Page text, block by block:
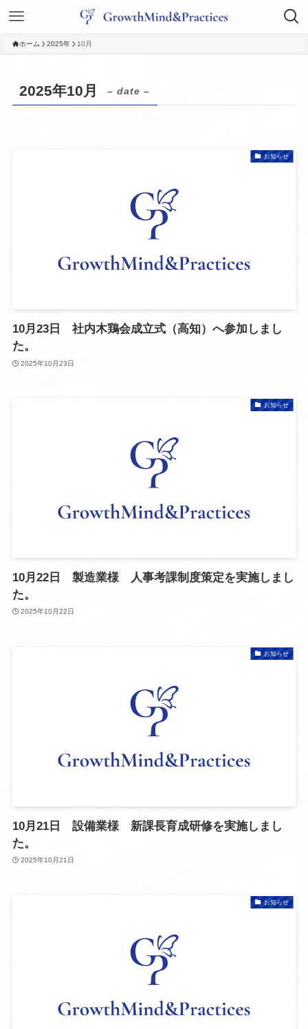
ホーム 2025年 10月
2025年10月 – date –
お知らせ
10月23日 社内木鶏会成立式（高知）へ参加しまし
た。
2025年10月23日
お知らせ
10月22日 製造業様 人事考課制度策定を実施しまし
た。
2025年10月22日
お知らせ
10月21日 設備業様 新課長育成研修を実施しまし
た。
2025年10月21日
お知らせ